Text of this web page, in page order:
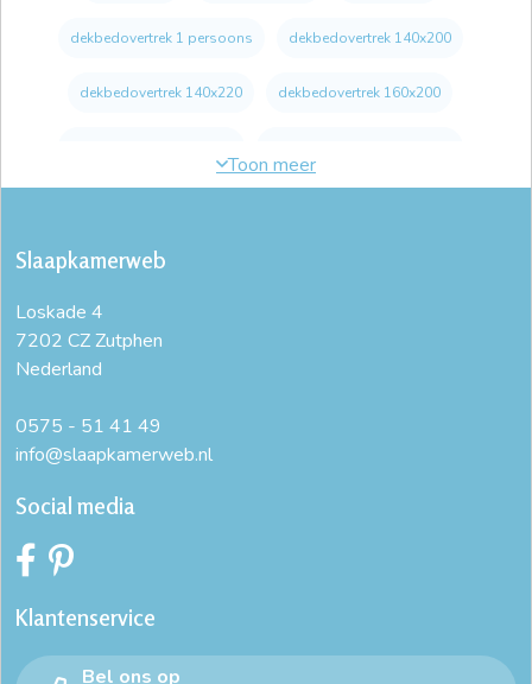
dekbedovertrek 1 persoons dekbedovertrek 140x200
dekbedovertrek 140x220 dekbedovertrek 160x200
dekbedovertrek 200x200 groen
dekbedovertrek 200x200 katoen
dekbedovertrek 220x240
dekbedovertrek 240x220
Slaapkamerweb
Loskade 4
7202 CZ Zutphen
Nederland
0575 - 51 41 49
info@slaapkamerweb.nl
Social media
Klantenservice
Bel ons op